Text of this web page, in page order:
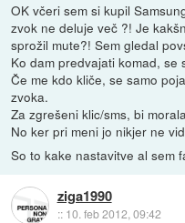
OK včeri sem si kupil
zvok ne deluje več ?! Je
sprožil mute?! Sem gledal
Ko dam predvajati komad, se
Če me kdo kliče, se samo
zvoka.
Za zgrešeni klic/sms, bi
No ker pri meni jo nikjer ne
So to kake nastavitve al sem
ziga1990
:: 10. feb 2012, 09:42